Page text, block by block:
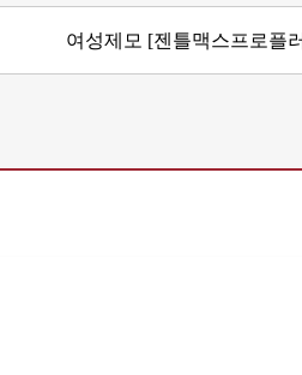
여성제모 [젠틀맥스프로플